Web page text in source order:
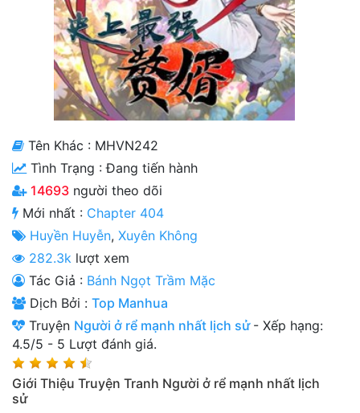
Huyền Huyễn
Kinh Dị
Lịch Sử
Mạt Thế
Ngôn Tình
Thanh xuân - Vườn trường
Truyện AI
Truyện Sáng Tác
Trùng Sinh
Tên Khác : MHVN242
Tình Trạng :Đang tiến hành
14693 người theo dõi
Mới nhất : Chapter 404
Huyền Huyễn, Xuyên Không
282.3k lượt xem
Tác Giả : Bánh Ngọt Trầm Mặc
Dịch Bởi : Top Manhua
Truyện Người ở rể mạnh nhất lịch sử - Xếp hạng:
4.5/5 - 5 Lượt đánh giá.
Giới Thiệu Truyện Tranh Người ở rể mạnh nhất lịch
sử